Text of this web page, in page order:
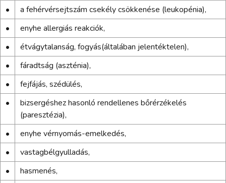
•
a fehérvérsejtszám csekély csökkenése (leukopénia),
•
enyhe allergiás reakciók,
•
étvágytalanság, fogyás(általában jelentéktelen),
•
fáradtság (aszténia),
•
fejfájás, szédülés,
•
bizsergéshez hasonló rendellenes bőrérzékelés
(paresztézia),
•
enyhe vérnyomás-emelkedés,
•
vastagbélgyulladás,
•
hasmenés,